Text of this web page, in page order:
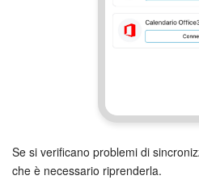
Se si verificano problemi di
che è necessario riprenderla.